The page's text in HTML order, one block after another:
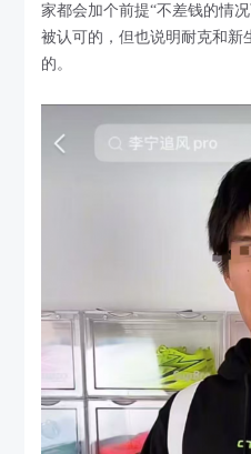
家都会加个前提“不差钱的情
被认可的，但也说明耐克和新
的。